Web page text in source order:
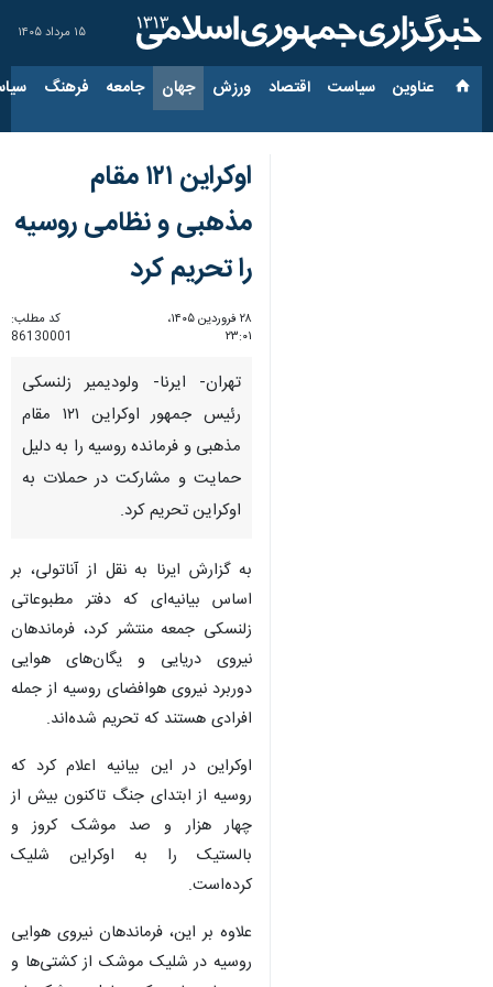
۱۵ مرداد ۱۴۰۵
عناوین‌ سیاست اقتصاد ورزش جهان جامعه فرهنگ
اوکراین ۱۲۱ مقام
مذهبی و نظامی روسیه
را تحریم کرد
۲۸ فروردین ۱۴۰۵،
۲۳:۰۱
کد مطلب:
86130001
تهران- ایرنا- ولودیمیر زلنسکی
رئیس جمهور اوکراین ۱۲۱ مقام
مذهبی و فرمانده روسیه را به دلیل
حمایت و مشارکت در حملات به
اوکراین تحریم کرد.
به گزارش ایرنا به نقل از آناتولی، بر
اساس بیانیه‌ای که دفتر مطبوعاتی
زلنسکی جمعه منتشر کرد، فرماندهان
نیروی دریایی و یگان‌های هوایی
دوربرد نیروی هوافضای روسیه از جمله
افرادی هستند که تحریم شده‌اند.
اوکراین در این بیانیه اعلام کرد که
روسیه از ابتدای جنگ تاکنون بیش از
چهار هزار و صد موشک کروز و
بالستیک را به اوکراین شلیک
کرده‌است.
علاوه بر این، فرماندهان نیروی هوایی
روسیه در شلیک موشک از کشتی‌ها و